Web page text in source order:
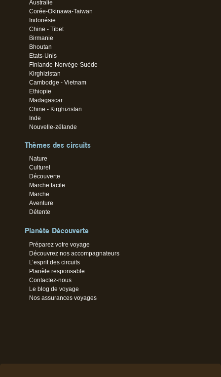
Australie
Corée-Okinawa-Taiwan
Indonésie
Chine - Tibet
Birmanie
Bhoutan
Etats-Unis
Finlande-Norvège-Suède
Kirghizistan
Cambodge - Vietnam
Ethiopie
Madagascar
Chine - Kirghizistan
Inde
Nouvelle-zélande
Thèmes des circuits
Nature
Culturel
Découverte
Marche facile
Marche
Aventure
Détente
Planète Découverte
Préparez votre voyage
Découvrez nos accompagnateurs
L’esprit des circuits
Planète responsable
Contactez-nous
Le blog de voyage
Nos assurances voyages